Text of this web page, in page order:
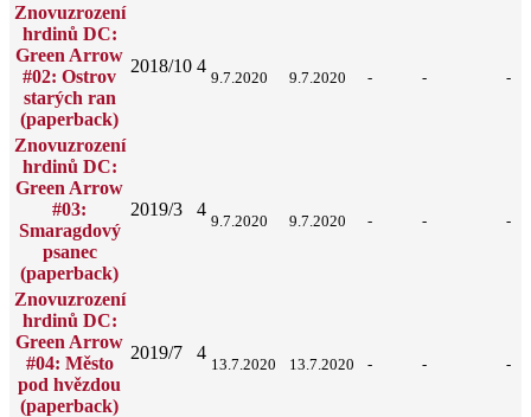
Znovuzrození
hrdinů DC:
Green Arrow
#02: Ostrov
starých ran
(paperback)
2018/10 4
9.7.2020 9.7.2020 - - -
Znovuzrození
hrdinů DC:
Green Arrow
#03:
Smaragdový
psanec
(paperback)
2019/3 4
9.7.2020 9.7.2020 - - -
Znovuzrození
hrdinů DC:
Green Arrow
#04: Město
pod hvězdou
(paperback)
2019/7 4
13.7.2020 13.7.2020 - - -